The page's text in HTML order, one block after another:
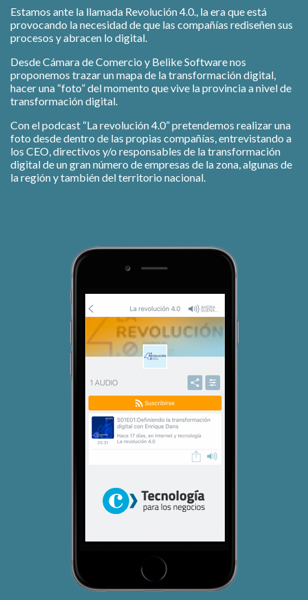
Estamos ante la llamada Revolución 4.0., la era que está
provocando la necesidad de que las compañías rediseñen sus
procesos y abracen lo digital.
Desde Cámara de Comercio y Belike Software nos
proponemos trazar un mapa de la transformación digital,
hacer una “foto” del momento que vive la provincia a nivel de
transformación digital.
Con el podcast “La revolución 4.0” pretendemos realizar una
foto desde dentro de las propias compañías, entrevistando a
los CEO, directivos y/o responsables de la transformación
digital de un gran número de empresas de la zona, algunas de
la región y también del territorio nacional.